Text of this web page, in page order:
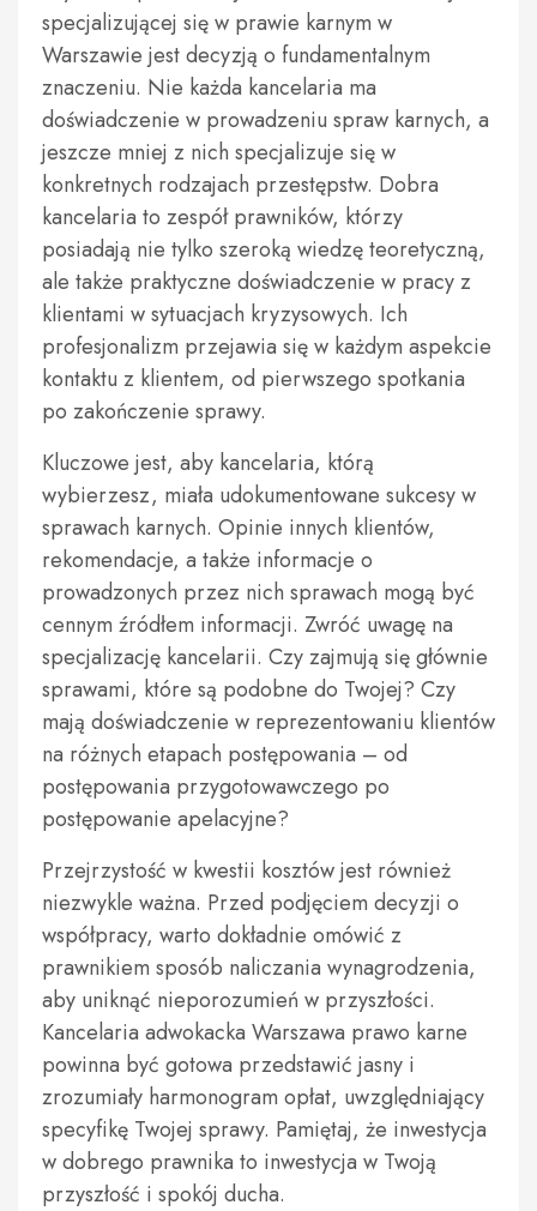
specjalizującej się w prawie karnym w
Warszawie jest decyzją o fundamentalnym
znaczeniu. Nie każda kancelaria ma
doświadczenie w prowadzeniu spraw karnych, a
jeszcze mniej z nich specjalizuje się w
konkretnych rodzajach przestępstw. Dobra
kancelaria to zespół prawników, którzy
posiadają nie tylko szeroką wiedzę teoretyczną,
ale także praktyczne doświadczenie w pracy z
klientami w sytuacjach kryzysowych. Ich
profesjonalizm przejawia się w każdym aspekcie
kontaktu z klientem, od pierwszego spotkania
po zakończenie sprawy.
Kluczowe jest, aby kancelaria, którą
wybierzesz, miała udokumentowane sukcesy w
sprawach karnych. Opinie innych klientów,
rekomendacje, a także informacje o
prowadzonych przez nich sprawach mogą być
cennym źródłem informacji. Zwróć uwagę na
specjalizację kancelarii. Czy zajmują się głównie
sprawami, które są podobne do Twojej? Czy
mają doświadczenie w reprezentowaniu klientów
na różnych etapach postępowania – od
postępowania przygotowawczego po
postępowanie apelacyjne?
Przejrzystość w kwestii kosztów jest również
niezwykle ważna. Przed podjęciem decyzji o
współpracy, warto dokładnie omówić z
prawnikiem sposób naliczania wynagrodzenia,
aby uniknąć nieporozumień w przyszłości.
Kancelaria adwokacka Warszawa prawo karne
powinna być gotowa przedstawić jasny i
zrozumiały harmonogram opłat, uwzględniający
specyfikę Twojej sprawy. Pamiętaj, że inwestycja
w dobrego prawnika to inwestycja w Twoją
przyszłość i spokój ducha.